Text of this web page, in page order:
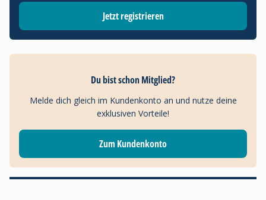
Jetzt registrieren
Du bist schon Mitglied?
Melde dich gleich im Kundenkonto an und nutze deine
exklusiven Vorteile!
Zum Kundenkonto